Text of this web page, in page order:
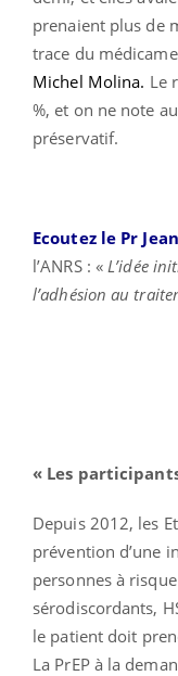
prenaient plus de
trace du
Michel Molina. Le
%, et on ne note
préservatif.
Ecoutez le Pr
l’ANRS : « L’idée
l’adhésion au
« Les
Depuis 2012, les
prévention d’une
personnes à
sérodiscordants,
le patient doit
La PrEP à la